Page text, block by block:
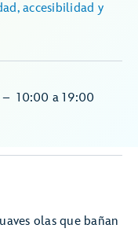
accesibilidad y
–10:00 a 19:00
olas que bañan